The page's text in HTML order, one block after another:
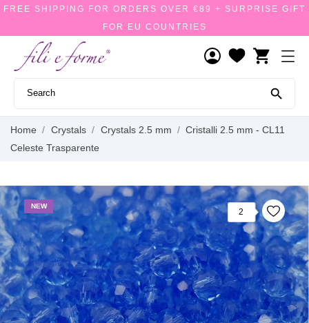
FREE SHIPPING FOR ORDERS OVER €89 + SURPRISE GIFT
FOR EU COUNTRIES
shopping_cart

Home Crystals Crystals 2.5 mm
Cristalli 2.5 mm - CL11
Celeste Trasparente
NEW
2